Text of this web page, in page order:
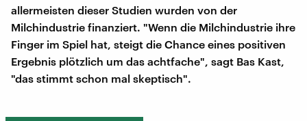
allermeisten dieser Studien wurden von der
Milchindustrie finanziert. "Wenn die Milchindustrie ihre
Finger im Spiel hat, steigt die Chance eines positiven
Ergebnis plötzlich um das achtfache", sagt Bas Kast,
"das stimmt schon mal skeptisch".